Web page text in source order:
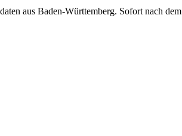
aus Baden-Württemberg. Sofort nach